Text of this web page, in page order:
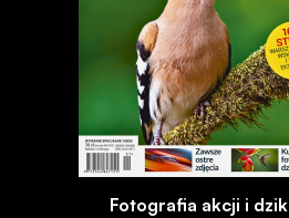
Fotografia akcji i